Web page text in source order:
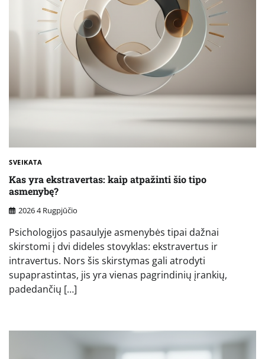
SVEIKATA
Kas yra ekstravertas: kaip atpažinti šio tipo
asmenybę?
2026 4 Rugpjūčio
Psichologijos pasaulyje asmenybės tipai dažnai
skirstomi į dvi dideles stovyklas: ekstravertus ir
intravertus. Nors šis skirstymas gali atrodyti
supaprastintas, jis yra vienas pagrindinių įrankių,
padedančių […]